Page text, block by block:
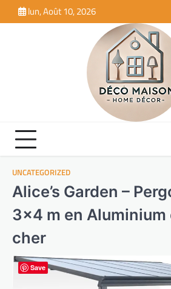
to
lun, Août 10, 2026
UNCATEGORIZED
Alice’s Garden –
3×4 m en
cher
Save